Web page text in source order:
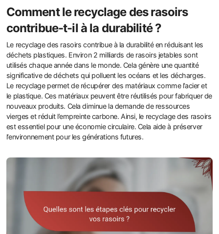
Comment le recyclage des rasoirs
contribue-t-il à la durabilité ?
Le recyclage des rasoirs contribue à la durabilité en réduisant les
déchets plastiques. Environ 2 milliards de rasoirs jetables sont
utilisés chaque année dans le monde. Cela génère une quantité
significative de déchets qui polluent les océans et les décharges.
Le recyclage permet de récupérer des matériaux comme l’acier et
le plastique. Ces matériaux peuvent être réutilisés pour fabriquer de
nouveaux produits. Cela diminue la demande de ressources
vierges et réduit l’empreinte carbone. Ainsi, le recyclage des rasoirs
est essentiel pour une économie circulaire. Cela aide à préserver
l’environnement pour les générations futures.